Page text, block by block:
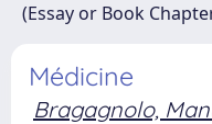
(Essay or Book
Médicine
Bragagnolo,